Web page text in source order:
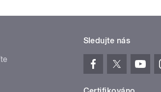
Sledujte nás